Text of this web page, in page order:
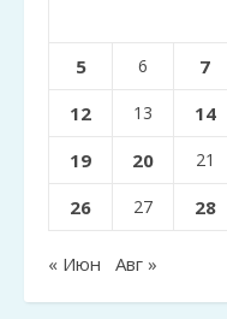
5 6 7
12 13 14
19 20 21
26 27 28
« Июн Авг »